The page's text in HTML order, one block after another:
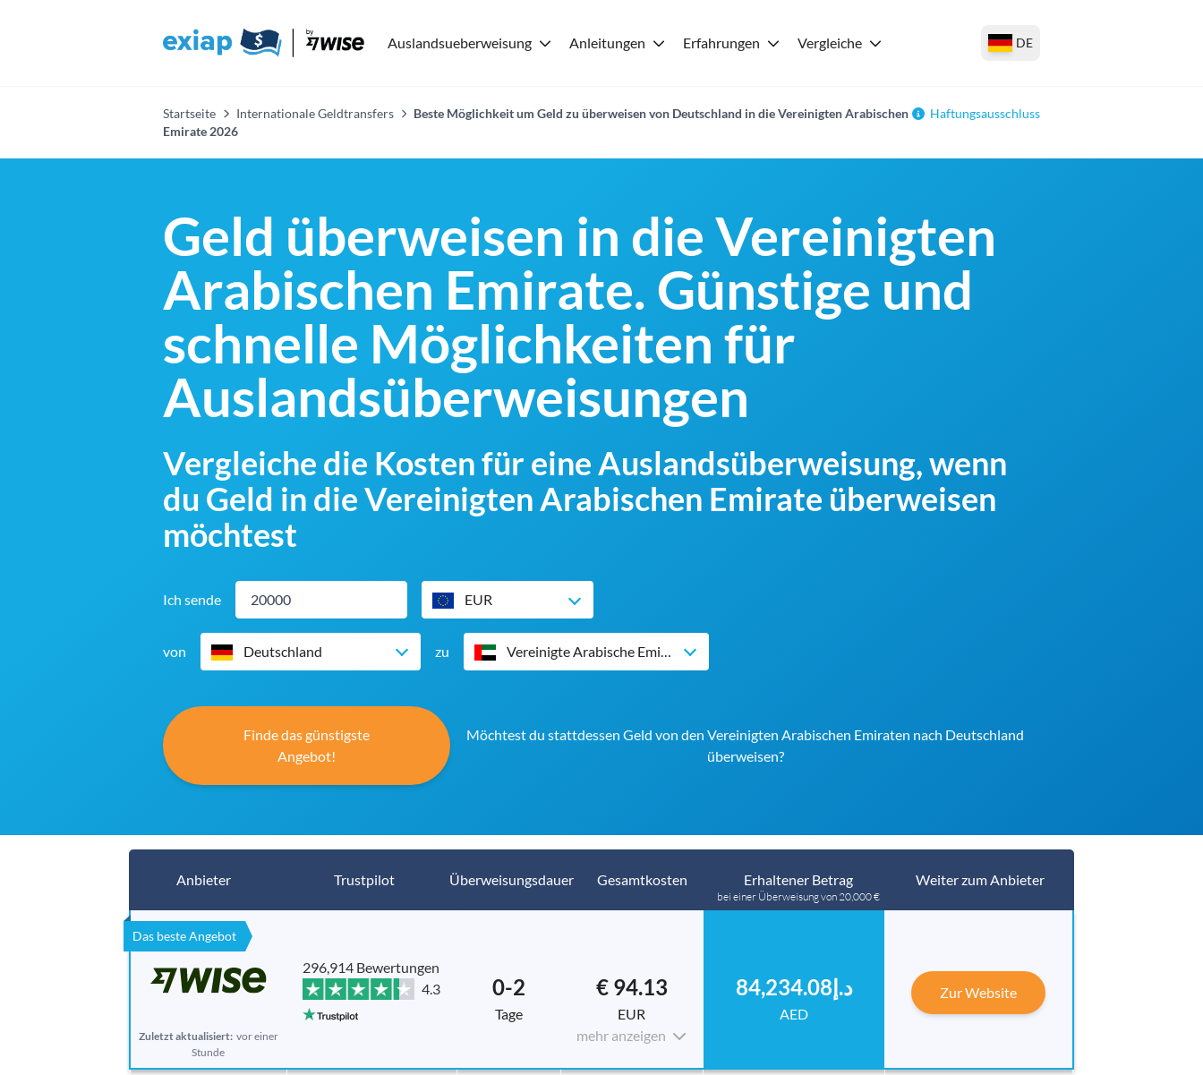
Auslandsueberweisung Anleitungen Erfahrungen Vergleiche DE
Startseite Internationale Geldtransfers
Beste Möglichkeit um Geld zu überweisen von Deutschland in die Vereinigten Arabischen
Emirate 2026
Haftungsausschluss
Geld überweisen in die Vereinigten
Arabischen Emirate. Günstige und
schnelle Möglichkeiten für
Auslandsüberweisungen
Vergleiche die Kosten für eine Auslandsüberweisung, wenn
du Geld in die Vereinigten Arabischen Emirate überweisen
möchtest
Ich sende EUR
von Deutschland zu Vereinigte Arabische Emirate
Finde das günstigste
Angebot!
Möchtest du stattdessen Geld von den Vereinigten Arabischen Emiraten nach Deutschland
überweisen?
Anbieter Trustpilot Überweisungsdauer Gesamtkosten Erhaltener Betrag
bei einer Überweisung von 20,000 €
Weiter zum Anbieter
Das beste Angebot
Zuletzt aktualisiert: vor einer
Stunde
296,914 Bewertungen
4.3
0-2
Tage
€ 94.13
EUR
mehr anzeigen
د.إ84,234.08
AED
Zur Website